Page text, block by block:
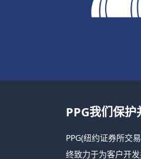
PPG我们保
PPG(纽约证券所交
终致力于为客户开